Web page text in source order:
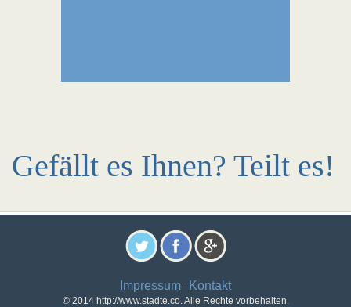
Gefällt es Ihnen? Teilt es!
Impressum - Kontakt
© 2014 http://www.stadte.co. Alle Rechte vorbehalten.